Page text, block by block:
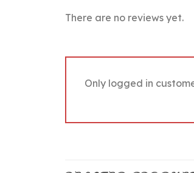
There are no reviews yet.
Only logged in